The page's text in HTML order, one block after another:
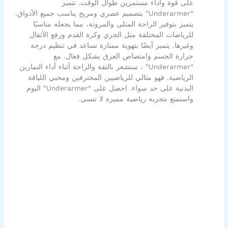
على قوة وأداء مستمرين طوال الوقت. تتميز
“Underarmer” بتصميم عصري ومريح يناسب جميع الأذواق.
يتميز بتوفير الراحة المثلى والمرونة، مما يجعله مناسبًا
للرياضات المختلفة مثل الجري وكرة القدم ورفع الأثقال
وغيرها. يتميز أيضًا بتهوية ممتازة تساعد في تنظيم درجة
حرارة الجسم وامتصاص العرق بشكل فعال. مع
“Underarmer” ، ستشعر بالثقة والراحة أثناء أداء التمارين
الرياضية. فهو مثالي للرياضيين المحترفين ومحبي اللياقة
البدنية على حد سواء. احصل على “Underarmer” اليوم
واستمتع بتجربة رياضية مميزة لا تنسى.